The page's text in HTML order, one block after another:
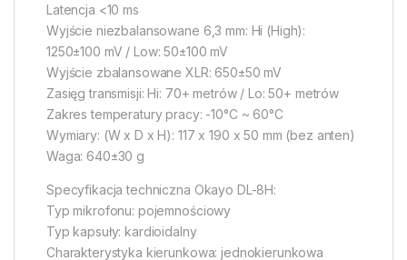
Latencja <10 ms
Wyjście niezbalansowane 6,3 mm: Hi (High):
1250±100 mV / Low: 50±100 mV
Wyjście zbalansowane XLR: 650±50 mV
Zasięg transmisji: Hi: 70+ metrów / Lo: 50+ metrów
Zakres temperatury pracy: -10°C ~ 60°C
Wymiary: (W x D x H): 117 x 190 x 50 mm (bez anten)
Waga: 640±30 g
Specyfikacja techniczna Okayo DL-8H:
Typ mikrofonu: pojemnościowy
Typ kapsuły: kardioidalny
Charakterystyka kierunkowa: jednokierunkowa